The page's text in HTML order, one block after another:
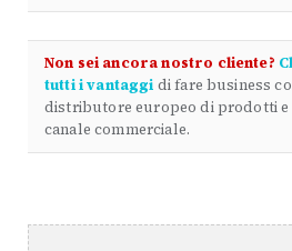
Non sei ancora nostro cliente?
tutti i vantaggi di fare business
distributore europeo di prodotti e
canale commerciale.